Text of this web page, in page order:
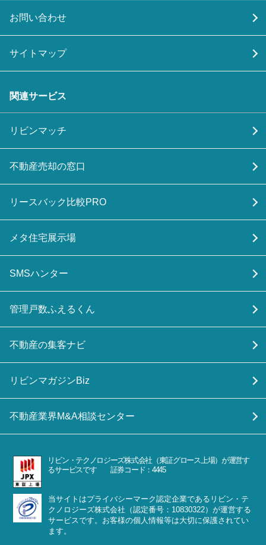
お問い合わせ
サイトマップ
関連サービス
リビンマッチ
不動産売却の窓口
リースバック比較PRO
メタ住宅展示場
SMSハンター
管理戸数ふえるくん
不動産の集客ナビ
リビンマガジンBiz
不動産業界M&A相談センター
リビン・テクノロジーズ株式会社（東証グロース上場）が運営す
るサービスです 証券コード：4445
当サイトはプライバシーマーク認定企業であるリビン・テ
クノロジーズ株式会社（認定番号：10830322）が運営する
サービスです。お客様の個人情報等は大切に保護されてい
ます。